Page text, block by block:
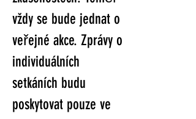
vždy se bude jednat o
veřejné akce. Zprávy o
individuálních
setkáních budu
poskytovat pouze ve